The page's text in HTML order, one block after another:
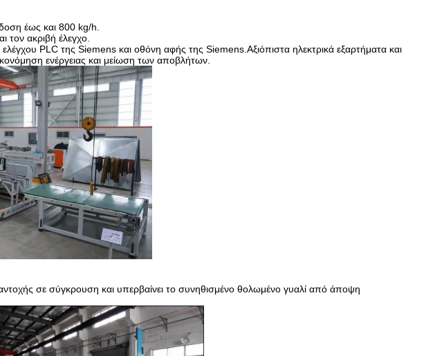
έως και 800 kg/h.
τον ακριβή έλεγχο.
PLC της Siemens και οθόνη αφής της Siemens.Αξιόπιστα ηλεκτρικά εξαρτήματα και
ενέργειας και μείωση των αποβλήτων.
σε σύγκρουση και υπερβαίνει το συνηθισμένο θολωμένο γυαλί από άποψη